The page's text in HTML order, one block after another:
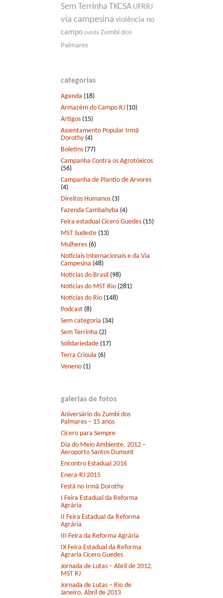
Sem Terrinha TKCSA UFRRJ
via campesina violência no
campo zumbi Zumbi dos
Palmares
categorias
Agenda (18)
Armazém do Campo RJ (10)
Artigos (15)
Assentamento Popular Irmã
Dorothy (4)
Boletins (77)
Campanha Contra os Agrotóxicos
(56)
Campanha de Plantio de Arvores
(4)
Direitos Humanos (3)
Fazenda Cambahyba (4)
Feira estadual Cícero Guedes (15)
MST Sudeste (13)
Mulheres (6)
Notíciais Internacionais e da Via
Campesina (48)
Notícias do Brasil (98)
Notícias do MST Rio (281)
Notícias do Rio (148)
Podcast (8)
Sem categoria (34)
Sem Terrinha (2)
Solidariedade (17)
Terra Crioula (6)
Veneno (1)
galerias de fotos
Aniversário do Zumbi dos
Palmares – 15 anos
Cícero para Sempre
Dia do Meio Ambiente, 2012 –
Aeroporto Santos Dumont
Encontro Estadual 2016
Enera-RJ 2015
Festã no Irmã Dorothy
I Feira Estadual da Reforma
Agrária
II Feira Estadual da Reforma
Agrária
III Feira da Reforma Agrária
IX Feira Estadual da Reforma
Agraria Cícero Guedes
Jornada de Lutas – Abril de 2012,
MST RJ
Jornada de Lutas – Rio de
Janeiro, Abril de 2013